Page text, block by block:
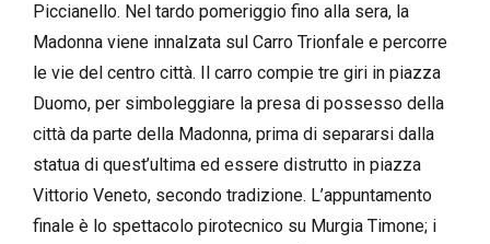
Piccianello. Nel tardo pomeriggio fino alla sera, la
Madonna viene innalzata sul Carro Trionfale e percorre
le vie del centro città. Il carro compie tre giri in piazza
Duomo, per simboleggiare la presa di possesso della
città da parte della Madonna, prima di separarsi dalla
statua di quest’ultima ed essere distrutto in piazza
Vittorio Veneto, secondo tradizione. L’appuntamento
finale è lo spettacolo pirotecnico su Murgia Timone; i